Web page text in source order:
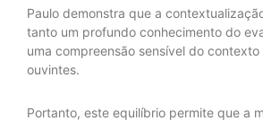
Paulo demonstra que a
tanto um profundo conhecimento do
uma compreensão sensível do
ouvintes.
Portanto, este equilíbrio permite que a